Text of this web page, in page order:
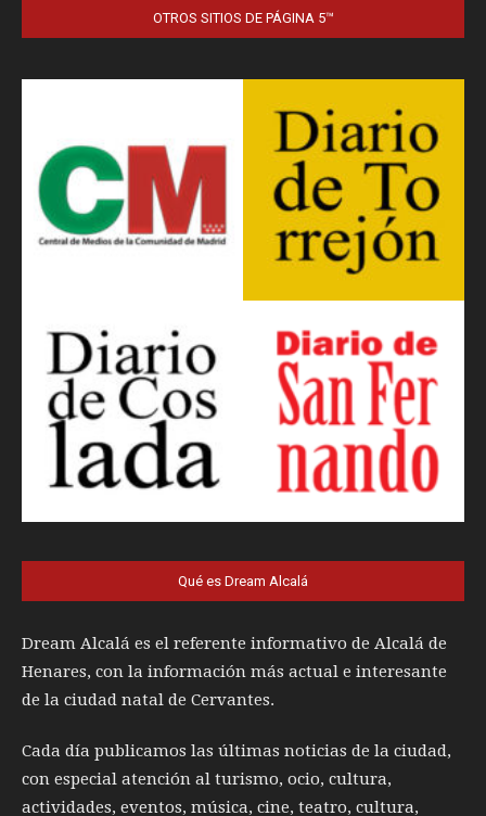
OTROS SITIOS DE PÁGINA 5™
Qué es Dream Alcalá
Dream Alcalá es el referente informativo de Alcalá de
Henares, con la información más actual e interesante
de la ciudad natal de Cervantes.
Cada día publicamos las últimas noticias de la ciudad,
con especial atención al turismo, ocio, cultura,
actividades, eventos, música, cine, teatro, cultura,